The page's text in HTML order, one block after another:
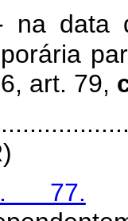
na data
art. 79,
77.